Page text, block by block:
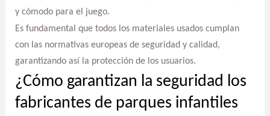
y cómodo para el juego.
Es fundamental que todos los materiales usados cumplan
con las normativas europeas de seguridad y calidad,
garantizando así la protección de los usuarios.
¿Cómo garantizan la seguridad los
fabricantes de parques infantiles